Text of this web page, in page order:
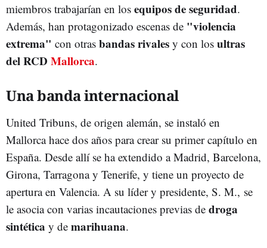
miembros trabajarían en los equipos de seguridad.
Además, han protagonizado escenas de "violencia
extrema" con otras bandas rivales y con los ultras
del RCD Mallorca.
Una banda internacional
United Tribuns, de origen alemán, se instaló en
Mallorca hace dos años para crear su primer capítulo en
España. Desde allí se ha extendido a Madrid, Barcelona,
Girona, Tarragona y Tenerife, y tiene un proyecto de
apertura en Valencia. A su líder y presidente, S. M., se
le asocia con varias incautaciones previas de droga
sintética y de marihuana.